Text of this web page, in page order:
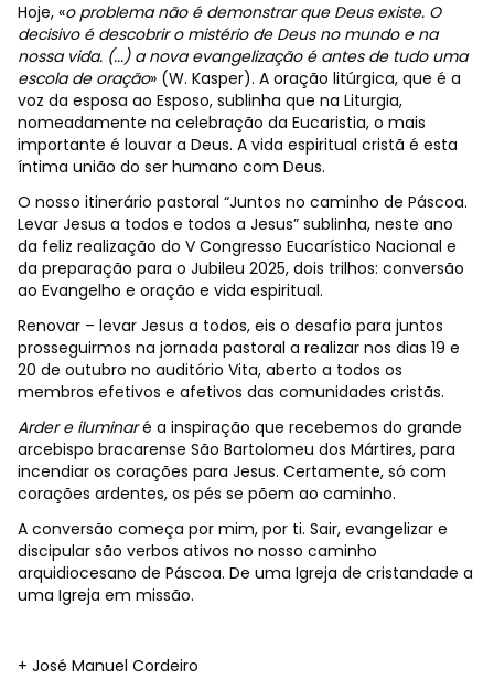
Hoje, «o problema não é demonstrar que Deus existe. O
decisivo é descobrir o mistério de Deus no mundo e na
nossa vida. (...) a nova evangelização é antes de tudo uma
escola de oração» (W. Kasper). A oração litúrgica, que é a
voz da esposa ao Esposo, sublinha que na Liturgia,
nomeadamente na celebração da Eucaristia, o mais
importante é louvar a Deus. A vida espiritual cristã é esta
íntima união do ser humano com Deus.
O nosso itinerário pastoral “Juntos no caminho de Páscoa.
Levar Jesus a todos e todos a Jesus” sublinha, neste ano
da feliz realização do V Congresso Eucarístico Nacional e
da preparação para o Jubileu 2025, dois trilhos: conversão
ao Evangelho e oração e vida espiritual.
Renovar – levar Jesus a todos, eis o desafio para juntos
prosseguirmos na jornada pastoral a realizar nos dias 19 e
20 de outubro no auditório Vita, aberto a todos os
membros efetivos e afetivos das comunidades cristãs.
Arder e iluminaré a inspiração que recebemos do grande
arcebispo bracarense São Bartolomeu dos Mártires, para
incendiar os corações para Jesus. Certamente, só com
corações ardentes, os pés se põem ao caminho.
A conversão começa por mim, por ti. Sair, evangelizar e
discipular são verbos ativos no nosso caminho
arquidiocesano de Páscoa. De uma Igreja de cristandade a
uma Igreja em missão.
+ José Manuel Cordeiro